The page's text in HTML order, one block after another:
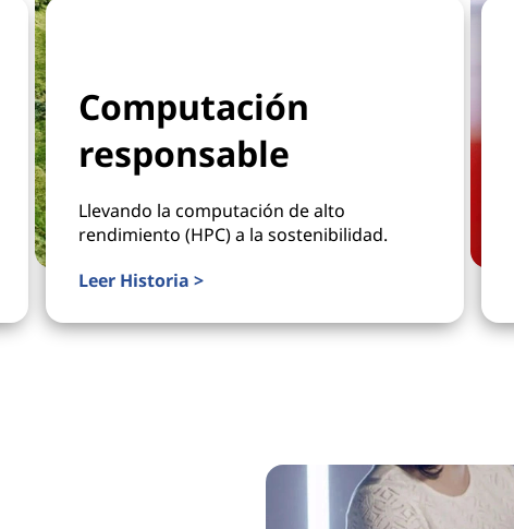
Computación
responsable
Llevando la computación de alto
rendimiento (HPC) a la sostenibilidad.
Leer Historia >